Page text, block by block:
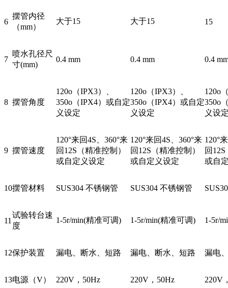
6
摆管内径
（mm）
大于15 大于15 15
7
喷水孔径尺
寸(mm)
0.4 mm 0.4 mm 0.4
8 摆管角度
120o（IPX3）、
350o（IPX4）或自定
义设定
120o（IPX3）、
350o（IPX4）或自定
义设定
120o
350o
义设
9 摆管速度
120°来回4S、360°来
回12S（精准控制）
或自定义设定
120°来回4S、360°来
回12S（精准控制）
或自定义设定
120°
回
或自
10摆管材料 SUS304 不锈钢管 SUS304 不锈钢管
11
试验转台速
度
1-5r/min(精准可调) 1-5r/min(精准可调) 1-5r/
12保护装置 漏电、断水、短路 漏电、断水、短路 漏电
13电源（V） 220V，50Hz 220V，50Hz 220V